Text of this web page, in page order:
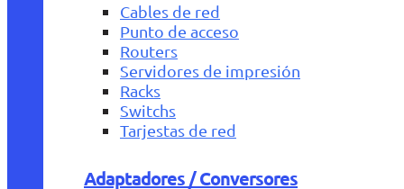
Cables de red
Punto de acceso
Routers
Servidores de impresión
Racks
Switchs
Tarjestas de red
Adaptadores / Conversores